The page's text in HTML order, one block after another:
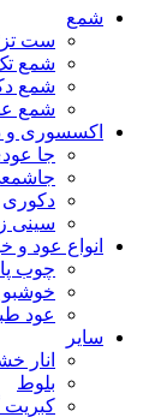
شمع
ست
شمع
شمع
شمع
اکسسوری و
جا
دکوری
سینی
انواع عود و
چوب
خوشبو
عود
سایر
انار
بلوط
کبریت